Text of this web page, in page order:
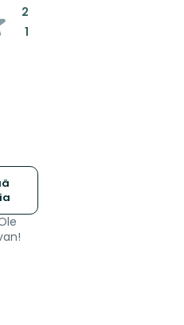
2:
1: